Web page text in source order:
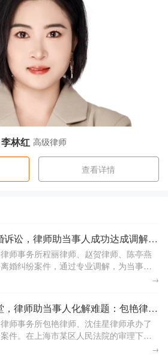
李林红 高级律师
查看详情
两度婚姻离合引发离婚诉讼，律师助当事人成功达成调解：程丽律师、赵贺律师、陈亭燕律师助理获赠锦旗
师事务所程丽律师、赵贺律师、陈亭燕
婚纠纷案件，通过专业调解，为当事人
中的诸多问题。本案中，李女士和韩先
→
同胞兄弟姐妹对簿公堂，律师助当事人化解难题：包艳律师、沈佳星律师助理获赠锦旗
师事务所包艳律师、沈佳星律师承办了
件。在上海市某区人民法院的审理下，
遗产纷争的一家人化解矛盾，回归理性
→